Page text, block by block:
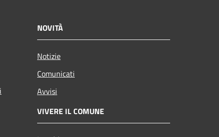
NOVITÀ
Notizie
Comunicati
Avvisi
VIVERE IL COMUNE